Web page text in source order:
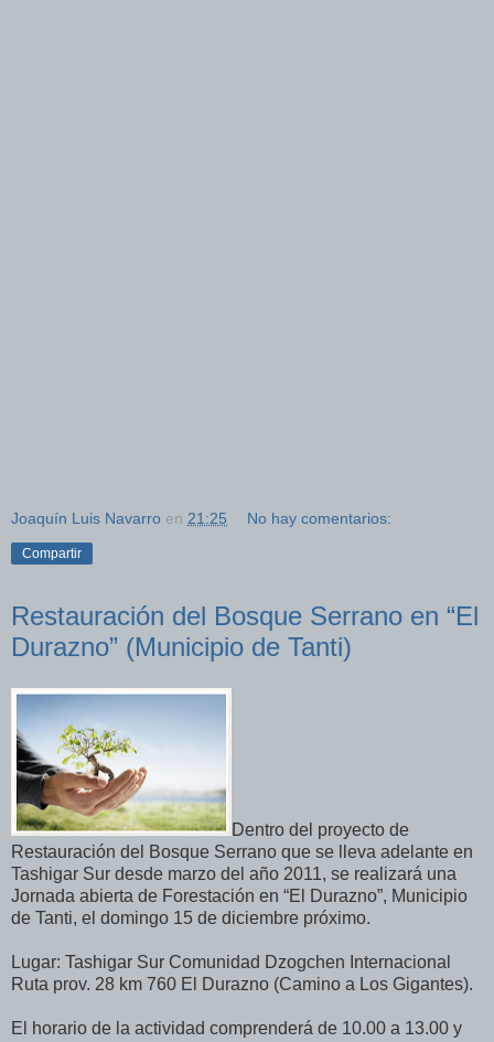
Joaquín Luis Navarro en 21:25 No hay comentarios:
Compartir
Restauración del Bosque Serrano en “El
Durazno” (Municipio de Tanti)
Dentro del proyecto de
Restauración del Bosque Serrano que se lleva adelante en
Tashigar Sur desde marzo del año 2011, se realizará una
Jornada abierta de Forestación en “El Durazno”, Municipio
de Tanti, el domingo 15 de diciembre próximo.
Lugar: Tashigar Sur Comunidad Dzogchen Internacional
Ruta prov. 28 km 760 El Durazno (Camino a Los Gigantes).
El horario de la actividad comprenderá de 10.00 a 13.00 y